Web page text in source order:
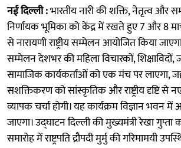
नई दिल्ली :भारतीय नारी की शक्ति, नेतृत्व और
निर्णायक भूमिका को केंद्र में रखते हुए 7 और 8
से नारायणी राष्ट्रीय सम्मेलन आयोजित किया
सम्मेलन देशभर की महिला विचारकों, शिक्षाविदों,
सामाजिक कार्यकर्ताओं को एक मंच पर लाएगा,
सशक्तिकरण को सांस्कृतिक और राष्ट्रीय दृष्टि से
व्यापक चर्चा होगी। यह कार्यक्रम विज्ञान भवन
जाएगा। उद्घाटन दिल्ली की मुख्यमंत्री रेखा
समारोह में राष्ट्रपति द्रौपदी मुर्मु की गरिमामयी